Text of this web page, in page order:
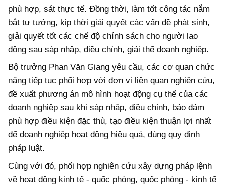
phù hợp, sát thực tế. Đồng thời, làm tốt công tác nắm
bắt tư tưởng, kịp thời giải quyết các vấn đề phát sinh,
giải quyết tốt các chế độ chính sách cho người lao
động sau sáp nhập, điều chỉnh, giải thể doanh nghiệp.
Bộ trưởng Phan Văn Giang yêu cầu, các cơ quan chức
năng tiếp tục phối hợp với đơn vị liên quan nghiên cứu,
đề xuất phương án mô hình hoạt động cụ thể của các
doanh nghiệp sau khi sáp nhập, điều chỉnh, bảo đảm
phù hợp điều kiện đặc thù, tạo điều kiện thuận lợi nhất
để doanh nghiệp hoạt động hiệu quả, đúng quy định
pháp luật.
Cùng với đó, phối hợp nghiên cứu xây dựng pháp lệnh
về hoạt động kinh tế - quốc phòng, quốc phòng - kinh tế